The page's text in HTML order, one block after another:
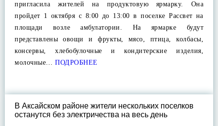
пригласила жителей на продуктовую ярмарку. Она
пройдет 1 октября с 8:00 до 13:00 в поселке Рассвет на
площади возле амбулатории. На ярмарке будут
представлены овощи и фрукты, мясо, птица, колбасы,
консервы, хлебобулочные и кондитерские изделия,
молочные… ПОДРОБНЕЕ
В Аксайском районе жители нескольких поселков
останутся без электричества на весь день